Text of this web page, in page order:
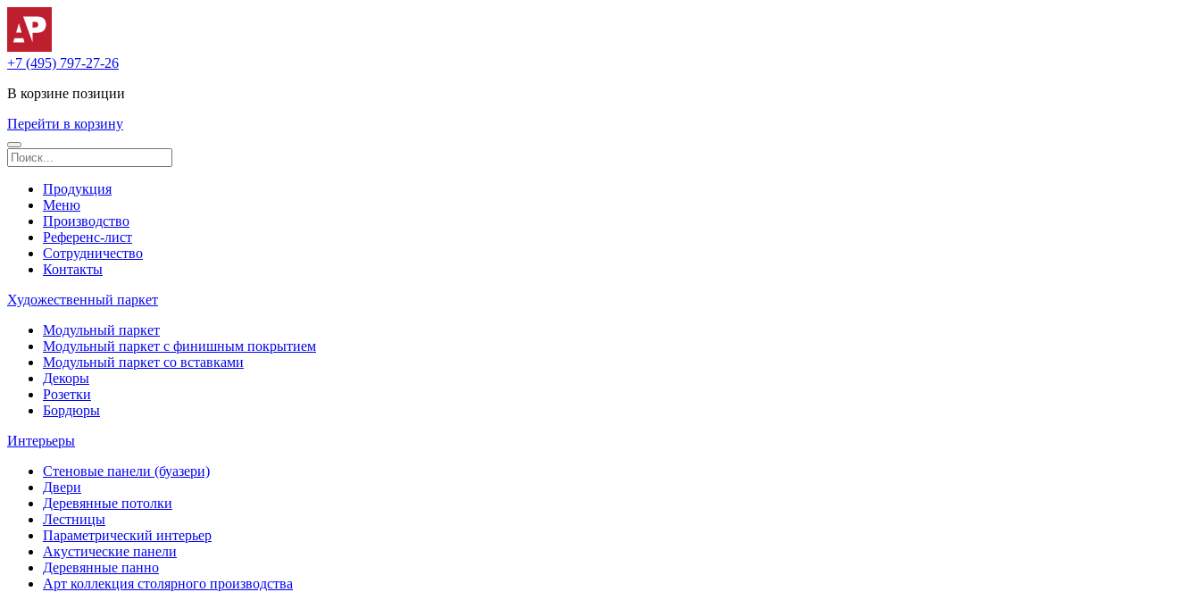
+7 (495) 797-27-26
В корзине позиции
Перейти в корзину
Продукция
Меню
Производство
Референс-лист
Сотрудничество
Контакты
Художественный паркет
Модульный паркет
Модульный паркет с финишным покрытием
Модульный паркет со вставками
Декоры
Розетки
Бордюры
Интерьеры
Стеновые панели (буазери)
Двери
Деревянные потолки
Лестницы
Параметрический интерьер
Акустические панели
Деревянные панно
Арт коллекция столярного производства